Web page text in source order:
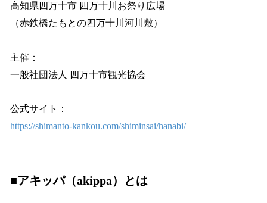
高知県四万十市 四万十川お祭り広場
（赤鉄橋たもとの四万十川河川敷）
主催：
一般社団法人 四万十市観光協会
公式サイト：
https://shimanto-kankou.com/shiminsai/hanabi/
■アキッパ（akippa）とは